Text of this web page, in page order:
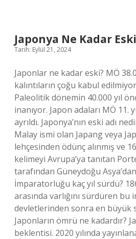
Japonya Ne Kadar Eski
Tarih: Eylül 21, 2024
Japonlar ne kadar eski? MÖ
kalıntıların çoğu kabul
Paleolitik dönemin 40.000 yıl
inanıyor. Japon adaları MÖ 11.
ayrıldı. Japonya’nın eski adı
Malay ismi olan Japang veya
lehçesinden ödünç alınmış ve
kelimeyi Avrupa’ya tanıtan
tarafından Güneydoğu
İmparatorluğu kaç yıl sürdü?
arasında varlığını sürdüren
devletlerinden sonra en büyük
Japonların ömrü ne kadardır?
beklentisi. 2020 yılında